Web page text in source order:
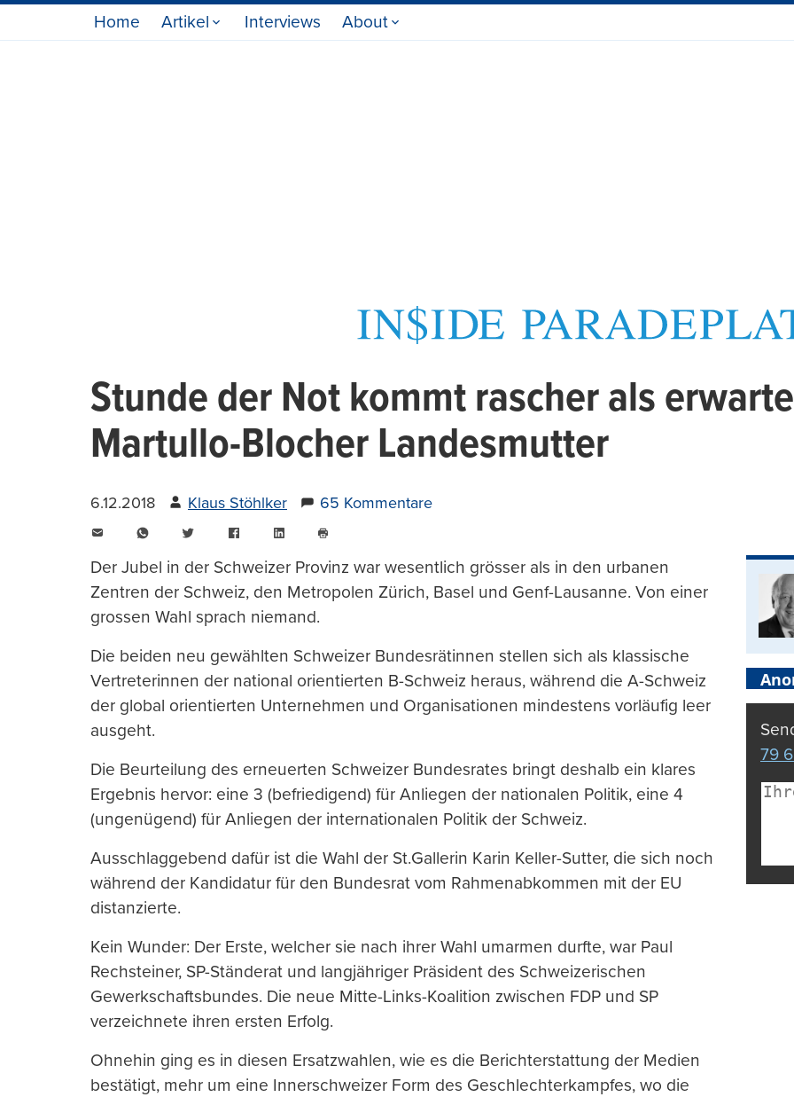
Home Artikel Interviews About
Stunde der Not kommt rascher als
Martullo-Blocher Landesmutter
6.12.2018 Klaus Stöhlker 65 Kommentare
WhatsAppTwitter FacebookLinkedIn
drucken
Der Jubel in der Schweizer Provinz war wesentlich grösser als in den urbanen
Zentren der Schweiz, den Metropolen Zürich, Basel und Genf-Lausanne. Von einer
grossen Wahl sprach niemand.
Die beiden neu gewählten Schweizer Bundesrätinnen stellen sich als klassische
Vertreterinnen der national orientierten B-Schweiz heraus, während die A-Schweiz
der global orientierten Unternehmen und Organisationen mindestens vorläufig leer
ausgeht.
Die Beurteilung des erneuerten Schweizer Bundesrates bringt deshalb ein klares
Ergebnis hervor: eine 3 (befriedigend) für Anliegen der nationalen Politik, eine 4
(ungenügend) für Anliegen der internationalen Politik der Schweiz.
Ausschlaggebend dafür ist die Wahl der St.Gallerin Karin Keller-Sutter, die sich noch
während der Kandidatur für den Bundesrat vom Rahmenabkommen mit der EU
distanzierte.
Kein Wunder: Der Erste, welcher sie nach ihrer Wahl umarmen durfte, war Paul
Rechsteiner, SP-Ständerat und langjähriger Präsident des Schweizerischen
Gewerkschaftsbundes. Die neue Mitte-Links-Koalition zwischen FDP und SP
verzeichnete ihren ersten Erfolg.
Ohnehin ging es in diesen Ersatzwahlen, wie es die Berichterstattung der Medien
bestätigt, mehr um eine Innerschweizer Form des Geschlechterkampfes, wo die
79